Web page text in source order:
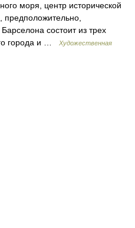
моря, центр исторической
предположительно,
состоит из трех
города и …
Художественная